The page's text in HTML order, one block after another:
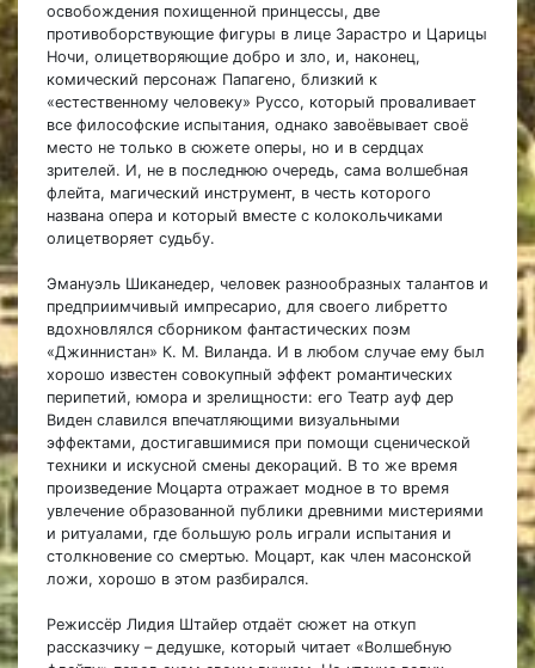
освобождения похищенной принцессы, две
противоборствующие фигуры в лице Зарастро и Царицы
Ночи, олицетворяющие добро и зло, и, наконец,
комический персонаж Папагено, близкий к
«естественному человеку» Руссо, который проваливает
все философские испытания, однако завоёвывает своё
место не только в сюжете оперы, но и в сердцах
зрителей. И, не в последнюю очередь, сама волшебная
флейта, магический инструмент, в честь которого
названа опера и который вместе с колокольчиками
олицетворяет судьбу.
Эмануэль Шиканедер, человек разнообразных талантов и
предприимчивый импресарио, для своего либретто
вдохновлялся сборником фантастических поэм
«Джиннистан» К. М. Виланда. И в любом случае ему был
хорошо известен совокупный эффект романтических
перипетий, юмора и зрелищности: его Театр ауф дер
Виден славился впечатляющими визуальными
эффектами, достигавшимися при помощи сценической
техники и искусной смены декораций. В то же время
произведение Моцарта отражает модное в то время
увлечение образованной публики древними мистериями
и ритуалами, где большую роль играли испытания и
столкновение со смертью. Моцарт, как член масонской
ложи, хорошо в этом разбирался.
Режиссёр Лидия Штайер отдаёт сюжет на откуп
рассказчику – дедушке, который читает «Волшебную